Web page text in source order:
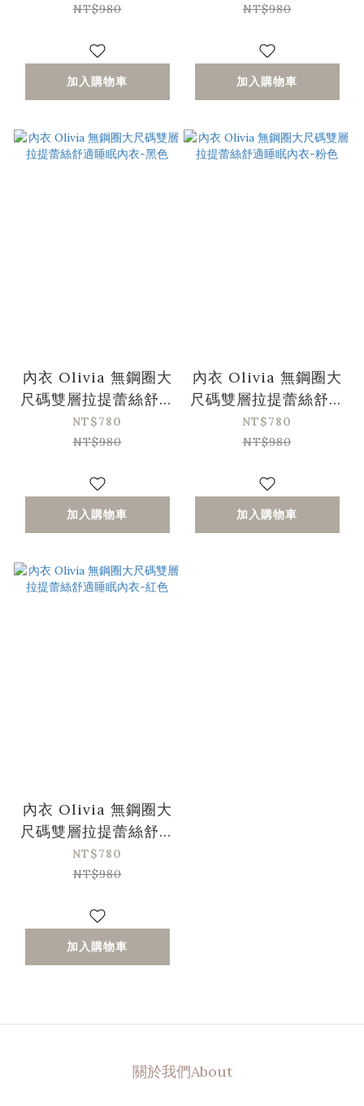
NT$980
加入購物車
NT$980
加入購物車
內衣 Olivia 無鋼圈大
尺碼雙層拉提蕾絲舒適
睡眠內衣-黑色
NT$780
NT$980
加入購物車
內衣 Olivia 無鋼圈大
尺碼雙層拉提蕾絲舒適
睡眠內衣-粉色
NT$780
NT$980
加入購物車
內衣 Olivia 無鋼圈大
尺碼雙層拉提蕾絲舒適
睡眠內衣-紅色
NT$780
NT$980
加入購物車
關於我們About